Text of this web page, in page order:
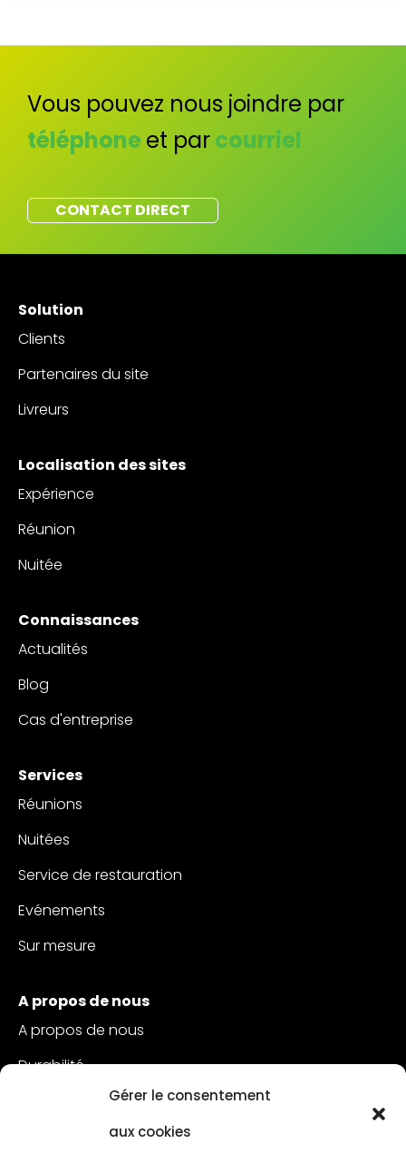
Gérer le consentement
aux cookies
Vous pouvez nous joindre par
téléphone et parcourriel
CONTACT DIRECT
Solution
Clients
Partenaires du site
Livreurs
Localisation des sites
Expérience
Réunion
Nuitée
Connaissances
Actualités
Blog
Cas d'entreprise
Services
Réunions
Nuitées
Service de restauration
Evénements
Sur mesure
A propos de nous
A propos de nous
Durabilité
Service à la clientèle
Postes vacants